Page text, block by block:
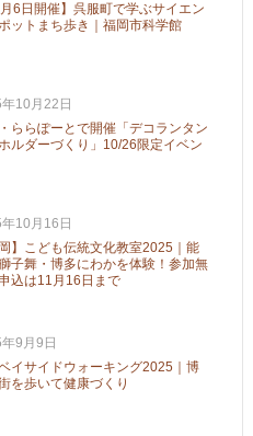
月6日開催】呉服町で学ぶサイエン
ットまち歩き｜福岡市科学館
10月22日
ららぽーとで開催「デコランタン
ルダーづくり」10/26限定イベン
10月16日
岡】こども伝統文化教室2025｜能
子舞・博多にわかを体験！参加無
込は11月16日まで
9月9日
イサイドウォーキング2025｜博
を歩いて健康づくり